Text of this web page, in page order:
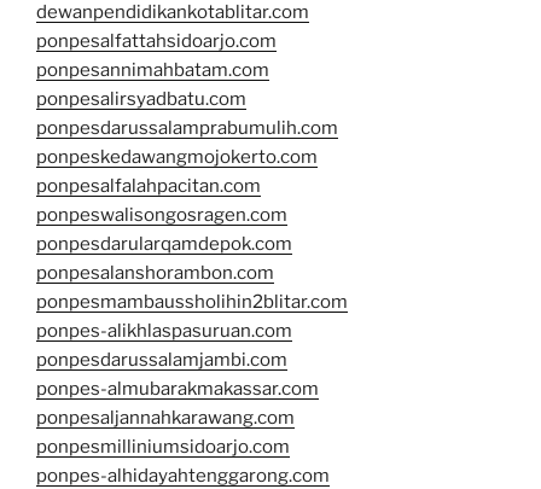
dewanpendidikankotablitar.com
ponpesalfattahsidoarjo.com
ponpesannimahbatam.com
ponpesalirsyadbatu.com
ponpesdarussalamprabumulih.com
ponpeskedawangmojokerto.com
ponpesalfalahpacitan.com
ponpeswalisongosragen.com
ponpesdarularqamdepok.com
ponpesalanshorambon.com
ponpesmambaussholihin2blitar.com
ponpes-alikhlaspasuruan.com
ponpesdarussalamjambi.com
ponpes-almubarakmakassar.com
ponpesaljannahkarawang.com
ponpesmilliniumsidoarjo.com
ponpes-alhidayahtenggarong.com